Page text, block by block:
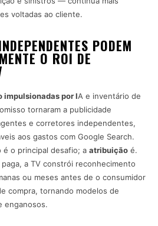
voltadas ao cliente.
PODEM
O ROI DE
impulsionadas por IA e inventário de
tornaram a publicidade
e corretores independentes,
aos gastos com Google Search.
é o principal desafio; a atribuição é.
a TV constrói reconhecimento
ou meses antes de o consumidor
compra, tornando modelos de
enganosos.